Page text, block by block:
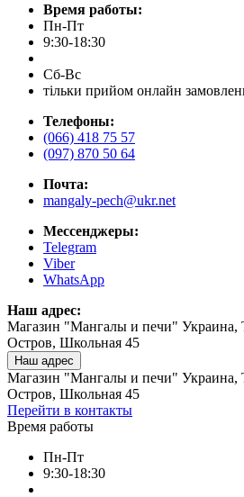
Время работы:
Пн-Пт
9:30-18:30
Сб-Вс
тільки прийом онлайн
Телефоны:
(066) 418 75 57
(097) 870 50 64
Почта:
mangaly-pech@ukr.net
Мессенджеры:
Telegram
Viber
WhatsApp
Наш адрес:
Магазин "Мангалы и печи" Украина,
Остров, Школьная 45
Наш адрес
Магазин "Мангалы и печи" Украина,
Остров, Школьная 45
Перейти в контакты
Время работы
Пн-Пт
9:30-18:30